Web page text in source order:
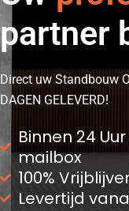
partner
Direct uw Standbouw
DAGEN GELEVERD!
Binnen 24
mailbox
100%
Levertijd